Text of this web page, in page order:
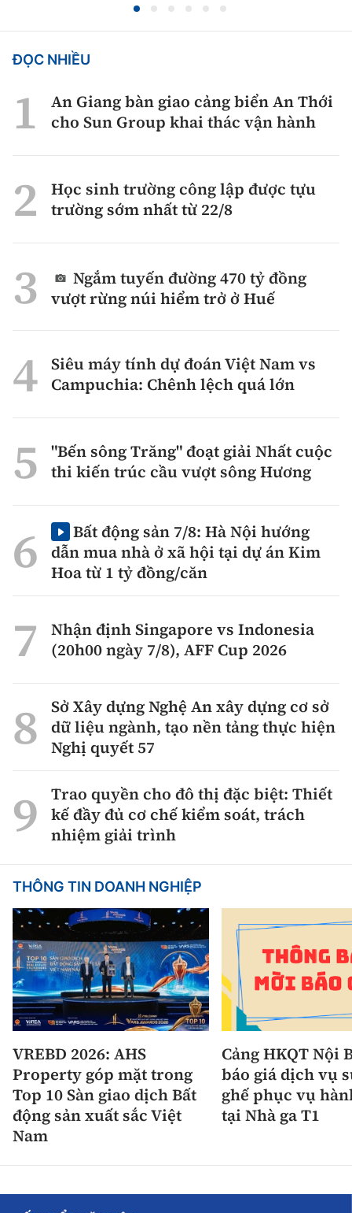
ĐỌC NHIỀU
An Giang bàn giao cảng biển An Thới
cho Sun Group khai thác vận hành
Học sinh trường công lập được tựu
trường sớm nhất từ 22/8
Ngắm tuyến đường 470 tỷ đồng
vượt rừng núi hiểm trở ở Huế
Siêu máy tính dự đoán Việt Nam vs
Campuchia: Chênh lệch quá lớn
"Bến sông Trăng" đoạt giải Nhất cuộc
thi kiến trúc cầu vượt sông Hương
Bất động sản 7/8: Hà Nội hướng
dẫn mua nhà ở xã hội tại dự án Kim
Hoa từ 1 tỷ đồng/căn
Nhận định Singapore vs Indonesia
(20h00 ngày 7/8), AFF Cup 2026
Sở Xây dựng Nghệ An xây dựng cơ sở
dữ liệu ngành, tạo nền tảng thực hiện
Nghị quyết 57
Trao quyền cho đô thị đặc biệt: Thiết
kế đầy đủ cơ chế kiểm soát, trách
nhiệm giải trình
THÔNG TIN DOANH NGHIỆP
VREBD 2026: AHS
Property góp mặt trong
Top 10 Sàn giao dịch Bất
động sản xuất sắc Việt
Nam
Cảng HKQT Nội
báo giá dịch vụ
ghế phục vụ
tại Nhà ga T1